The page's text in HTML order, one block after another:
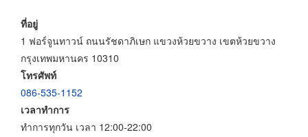
ที่อยู่
1 ฟอร์จูนทาวน์ ถนนรัชดาภิเษก แขวงห้วยขวาง เขตห้วยขวาง
กรุงเทพมหานคร 10310
โทรศัพท์
086-535-1152
เวลาทำการ
ทำการทุกวัน เวลา 12:00-22:00